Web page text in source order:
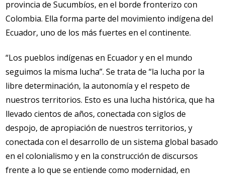
provincia de Sucumbíos, en el borde fronterizo con
Colombia. Ella forma parte del movimiento indígena del
Ecuador, uno de los más fuertes en el continente.
“Los pueblos indígenas en Ecuador y en el mundo
seguimos la misma lucha”. Se trata de “la lucha por la
libre determinación, la autonomía y el respeto de
nuestros territorios. Esto es una lucha histórica, que ha
llevado cientos de años, conectada con siglos de
despojo, de apropiación de nuestros territorios, y
conectada con el desarrollo de un sistema global basado
en el colonialismo y en la construcción de discursos
frente a lo que se entiende como modernidad, en